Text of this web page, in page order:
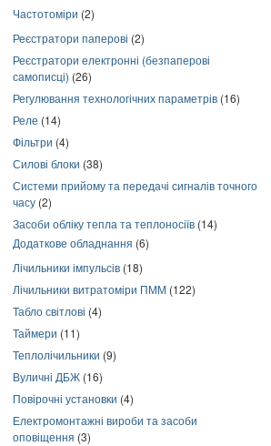
Частотоміри (2)
Реєстратори паперові (2)
Реєстратори електронні (безпаперові
самописці) (26)
Регулювання технологічних параметрів (16)
Реле (14)
Фільтри (4)
Силові блоки (38)
Системи прийому та передачі сигналів точного
часу (2)
Засоби обліку тепла та теплоносіїв (14)
Додаткове обладнання (6)
Лічильники імпульсів (18)
Лічильники витратоміри ПММ (122)
Табло світлові (4)
Таймери (11)
Теплолічильники (9)
Вуличні ДБЖ (16)
Повірочні установки (4)
Електромонтажні вироби та засоби
оповіщення (3)